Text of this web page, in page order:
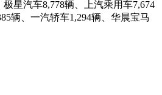
星汽车8,778辆、上汽乘用车7,674
辆、一汽轿车1,294辆、华晨宝马